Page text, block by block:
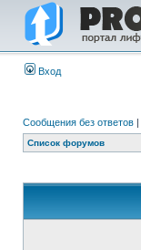
Вход
Сообщения без ответов |
Список форумов